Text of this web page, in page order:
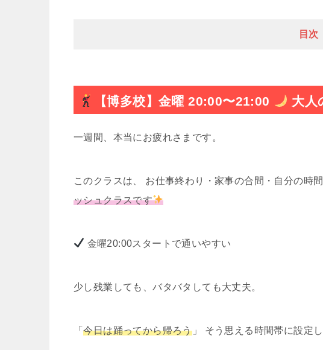
目次
【博多校】金曜 20:00〜21:00 大人
一週間、本当にお疲れさまです。
このクラスは、 お仕事終わり・家事の合間・自分の時
ッシュクラスです
金曜20:00スタートで通いやすい
少し残業しても、バタバタしても大丈夫。
「今日は踊ってから帰ろう」 そう思える時間帯に設定